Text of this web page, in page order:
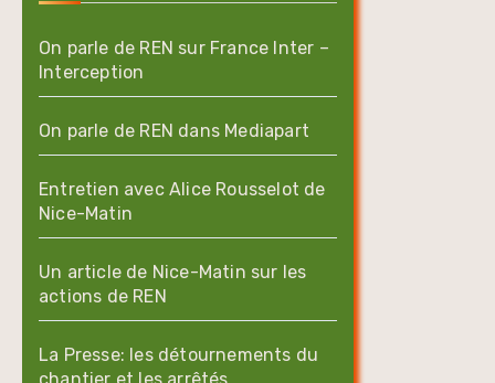
On parle de REN sur France Inter –
Interception
On parle de REN dans Mediapart
Entretien avec Alice Rousselot de
Nice-Matin
Un article de Nice-Matin sur les
actions de REN
La Presse: les détournements du